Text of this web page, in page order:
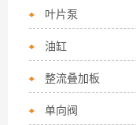
叶片泵
油缸
整流叠加板
单向阀